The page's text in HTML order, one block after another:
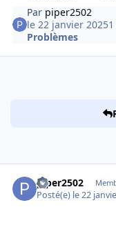
Par piper2502
le 22 janvier 2025
Problèmes
piper2502
Posté(e) le 22